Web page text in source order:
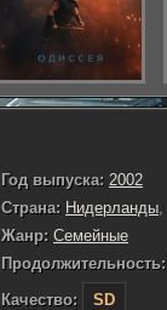
Год выпуска: 2002
Страна: Нидерланды,
Жанр: Семейные
Продолжительность:
Качество:
SD